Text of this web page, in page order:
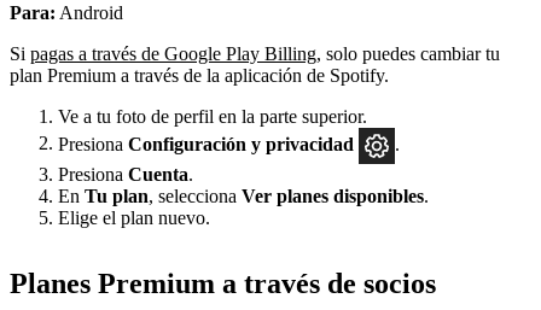
Para: Android
Si pagas a través de Google Play Billing, solo puedes cambiar tu
plan Premium a través de la aplicación de Spotify.
Ve a tu foto de perfil en la parte superior.
Presiona Configuración y privacidad
Presiona Cuenta.
En Tu plan, selecciona Ver planes disponibles.
Elige el plan nuevo.
Planes Premium a través de socios